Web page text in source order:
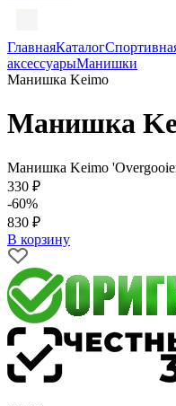
ГлавнаяКаталог
аксессуарыМанишки
Манишка Keimo
Манишка
Манишка Keimo
330 ₽
-60%
830 ₽
В корзину